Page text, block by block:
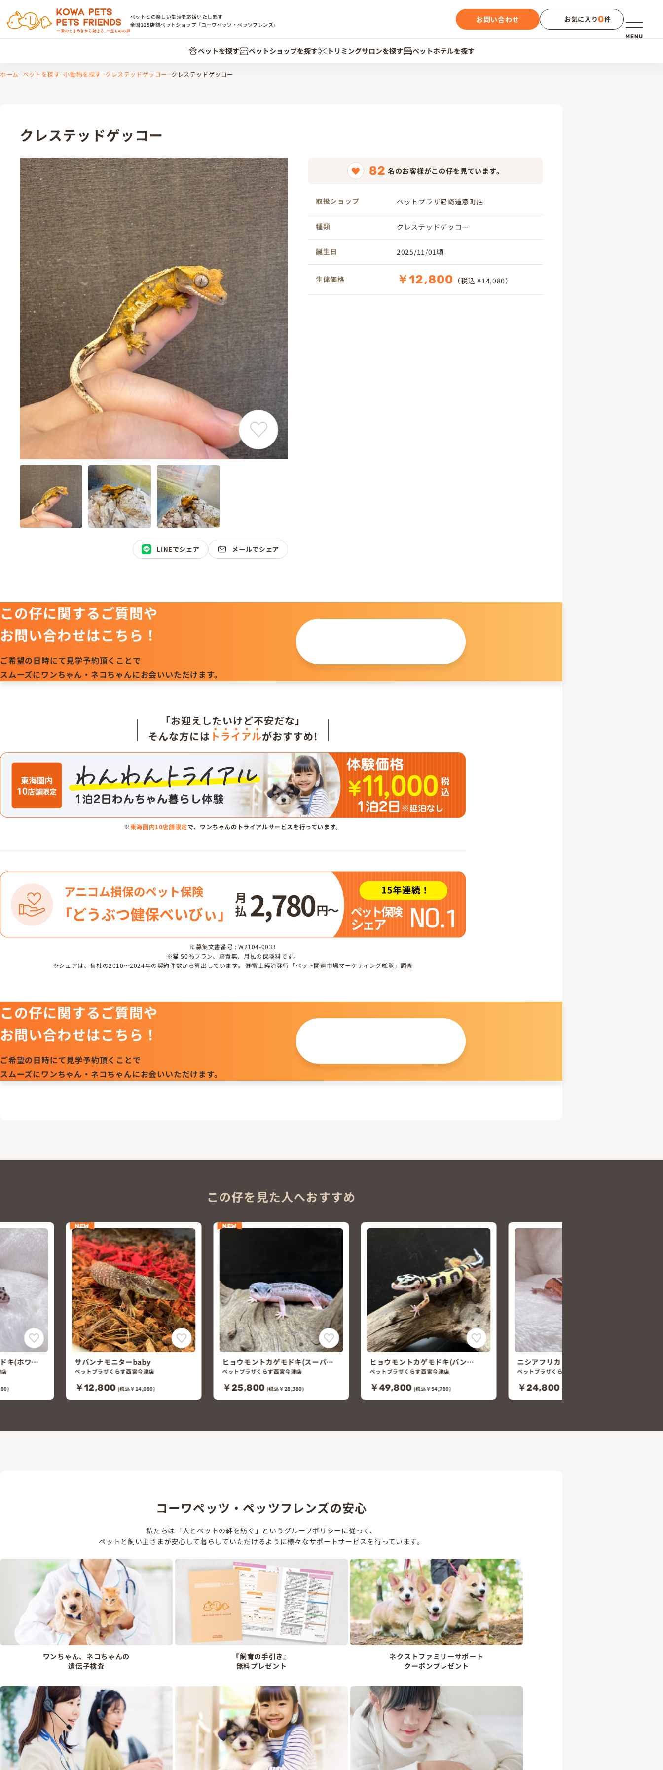
メニュー
MENU
ペットとの楽しい生活を応援いたします
全国125店舗ペットショップ「コーワペッツ・ペッツフレンズ」
お問い合わせ お気に入り0件
ペットを探す ペットショップを探す トリミングサロンを探す ペットホテルを探す
ホーム ペットを探す 小動物を探す クレステッドゲッコー クレステッドゲッコー
クレステッドゲッコー
82 名のお客様がこの仔を見ています。
取扱ショップ ペットプラザ尼崎道意町店
種類 クレステッドゲッコー
誕生日 2025/11/01頃
生体価格 ￥12,800 （税込 ¥14,080）
LINEでシェア メールでシェア
この仔に関するご質問や
お問い合わせはこちら！
ご希望の日時にて見学予約頂くことで
スムーズにワンちゃん・ネコちゃんにお会いいただけます。
「お迎えしたいけど不安だな」
そんな方には トライアルがおすすめ!
※東海圏内10店舗限定で、ワンちゃんのトライアルサービスを行っています。
※募集文書番号 : W2104-0033
※猫 50％プラン、賠責無、月払の保険料です。
※シェアは、各社の2010～2024年の契約件数から算出しています。 ㈱富士経済発行「ペット関連市場マーケティング総覧」調査
この仔に関するご質問や
お問い合わせはこちら！
ご希望の日時にて見学予約頂くことで
スムーズにワンちゃん・ネコちゃんにお会いいただけます。
この仔を見た人へおすすめ
NEW
ヒョウモントカゲモドキ(スーパー
マックスノー)
ペットプラザくらす西宮今津店
￥25,800 (税込￥28,380)
ヒョウモントカゲモドキ(バン
ディット)
ペットプラザくらす西宮今津店
￥49,800 (税込￥54,780)
ニシアフリカトカゲモドキ(パター
ンレスストライプ)
ペットプラザくらす西宮今津店
￥24,800 (税込￥27,280)
ニシアフリカトカゲモドキ(ホワイ
トアウトオレオhetアメラニス
ペットプラザくらす西宮今津店
￥45,800 (税込￥50,380)
コーワペッツ・ペッツフレンズの安心
私たちは「人とペットの絆を紡ぐ」というグループポリシーに従って、
ペットと飼い主さまが安心して暮らしていただけるように様々なサポートサービスを行っています。
ワンちゃん、ネコちゃんの
遺伝子検査
『飼育の手引き』
無料プレゼント
ネクストファミリーサポート
クーポンプレゼント